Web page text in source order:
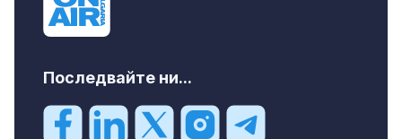
Последвайте ни...